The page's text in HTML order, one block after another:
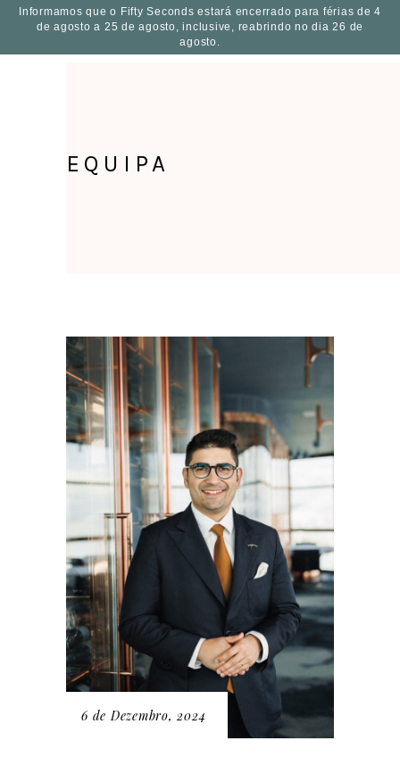
Informamos que o Fifty Seconds estará encerrado para férias de 4
de agosto a 25 de agosto, inclusive, reabrindo no dia 26 de
agosto.
PT
EQUIPA
6 de Dezembro, 2024